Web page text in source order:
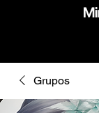
Grupos